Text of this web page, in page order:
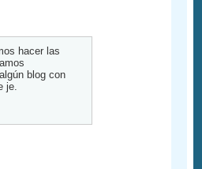
hacer las
blog con
je.